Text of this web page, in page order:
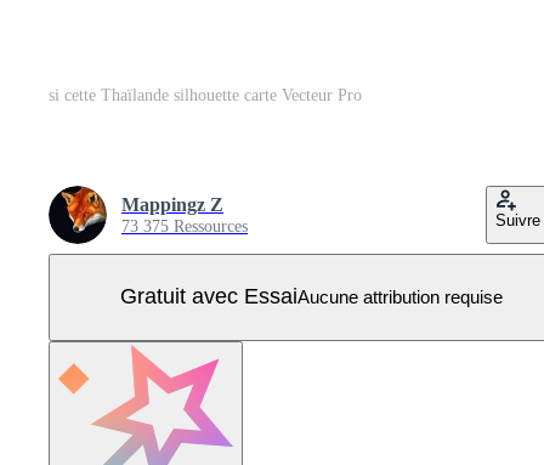
si cette Thaïlande silhouette carte Vecteur Pro
Mappingz Z
73 375 Ressources Suivre
Gratuit avec EssaiAucune attribution requise